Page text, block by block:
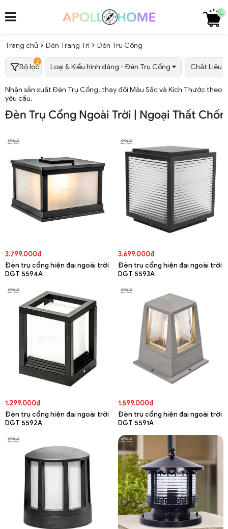
...
Trang chủ Đèn Trang Trí Đèn Trụ Cổng
Bộ lọc
2
Loại & Kiểu hình dáng - Đèn Trụ Cổng Chất Liệu
Nhận sản xuất Đèn Trụ Cổng, thay đổi Màu Sắc và Kích Thước theo
yêu cầu.
Đèn Trụ Cổng Ngoài Trời | Ngoại Thất
3.799.000đ
Đèn trụ cổng hiện đại ngoài trời
DGT 5594A
3.699.000đ
Đèn trụ cổng hiện đại ngoài trời
DGT 5593A
1.299.000đ
Đèn trụ cổng hiện đại ngoài trời
DGT 5592A
1.599.000đ
Đèn trụ cổng hiện đại ngoài trời
DGT 5591A